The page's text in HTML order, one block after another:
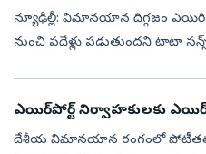
న్యూఢిల్లీ: విమానయాన దిగ్గజం
నుంచి పదేళ్లు పడుతుందని టాటా
ఎయిర్‌పోర్ట్ నిర్వాహకులకు
దేశీయ విమానయాన రంగంలో